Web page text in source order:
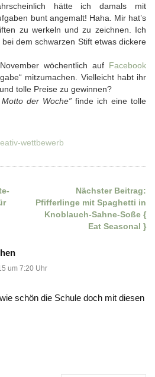
hätte ich damals mit
bunt angemalt! Haha. Mir hat’s
zu werkeln und zu zeichnen. Ich
dem schwarzen Stift etwas dickere
wöchentlich auf Facebook
mitzumachen. Vielleicht habt ihr
tolle Preise zu gewinnen?
Motto der Woche” finde ich eine tolle
wettbewerb
Nächster Beitrag:
Pfifferlinge mit Spaghetti in
Knoblauch-Sahne-Soße {
Eat Seasonal }
um 7:20 Uhr
schön die Schule doch mit diesen